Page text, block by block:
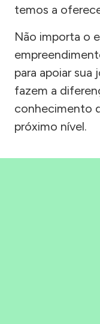
temos a
Não importa o
para apoiar
fazem a
conhecimento
próximo nível.